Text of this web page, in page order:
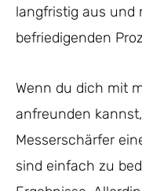
langfristig aus und
befriedigenden
Wenn du dich mit
anfreunden
Messerschärfer
sind einfach zu